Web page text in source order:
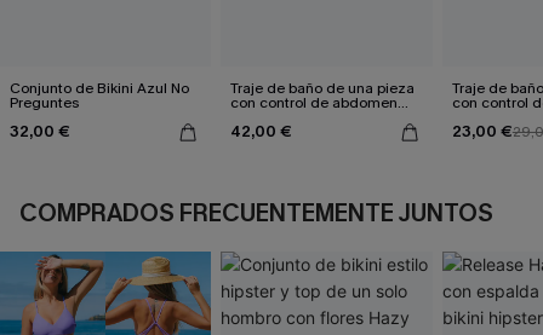
Conjunto de Bikini Azul No
Preguntes
32,00 €
Traje de baño de una pieza
con control de abdomen
42,00 €
Traje de
con control
23,00 €
COMPRADOS FRECUENTEMENTE JUNTOS